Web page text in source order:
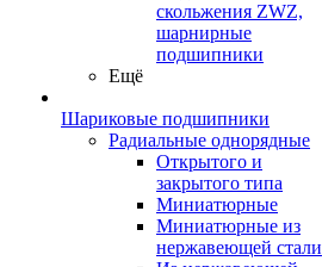
скольжения ZWZ,
шарнирные
подшипники
Ещё
Шариковые подшипники
Радиальные однорядные
Открытого и
закрытого типа
Миниатюрные
Миниатюрные из
нержавеющей стали